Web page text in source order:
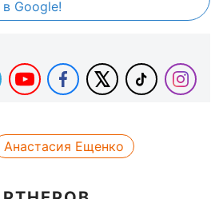
Google!
Анастасия Ещенко